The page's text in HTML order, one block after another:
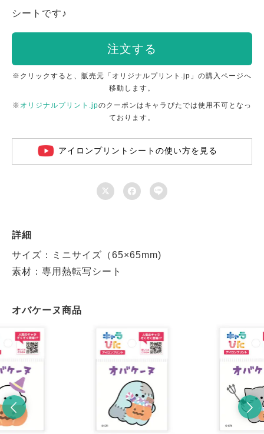
シートです♪
注文する
※クリックすると、販売元「オリジナルプリント.jp」の購入ページへ
移動します。
※ オリジナルプリント.jpのクーポンはキャラぴたでは使用不可となっ
ております。
アイロンプリントシートの使い方を見る
  
詳細
サイズ：ミニサイズ（65×65mm)
素材：専用熱転写シート
オバケーヌ商品